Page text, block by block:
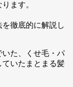
ます。
徹底的に解説し
いた、くせ毛・パ
いたまとまる髪
プリのご案内